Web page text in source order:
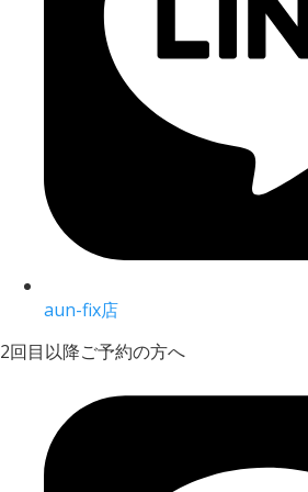
aun-fix店
2回目以降ご予約の方へ